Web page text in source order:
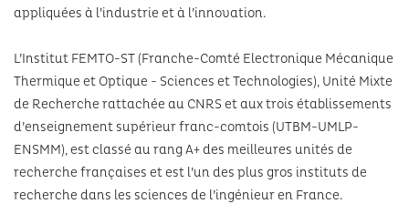
appliquées à l’industrie et à l’innovation.
L’Institut FEMTO-ST (Franche-Comté Electronique Mécanique
Thermique et Optique - Sciences et Technologies), Unité Mixte
de Recherche rattachée au CNRS et aux trois établissements
d’enseignement supérieur franc-comtois (UTBM-UMLP-
ENSMM), est classé au rang A+ des meilleures unités de
recherche françaises et est l’un des plus gros instituts de
recherche dans les sciences de l’ingénieur en France.